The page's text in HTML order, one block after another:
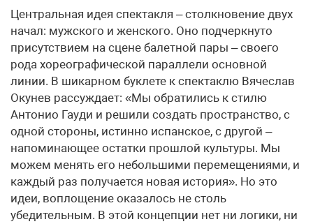
Центральная идея спектакля – столкновение двух
начал: мужского и женского. Оно подчеркнуто
присутствием на сцене балетной пары – своего
рода хореографической параллели основной
линии. В шикарном буклете к спектаклю Вячеслав
Окунев рассуждает: «Мы обратились к стилю
Антонио Гауди и решили создать пространство, с
одной стороны, истинно испанское, с другой –
напоминающее остатки прошлой культуры. Мы
можем менять его небольшими перемещениями, и
каждый раз получается новая история». Но это
идеи, воплощение оказалось не столь
убедительным. В этой концепции нет ни логики, ни